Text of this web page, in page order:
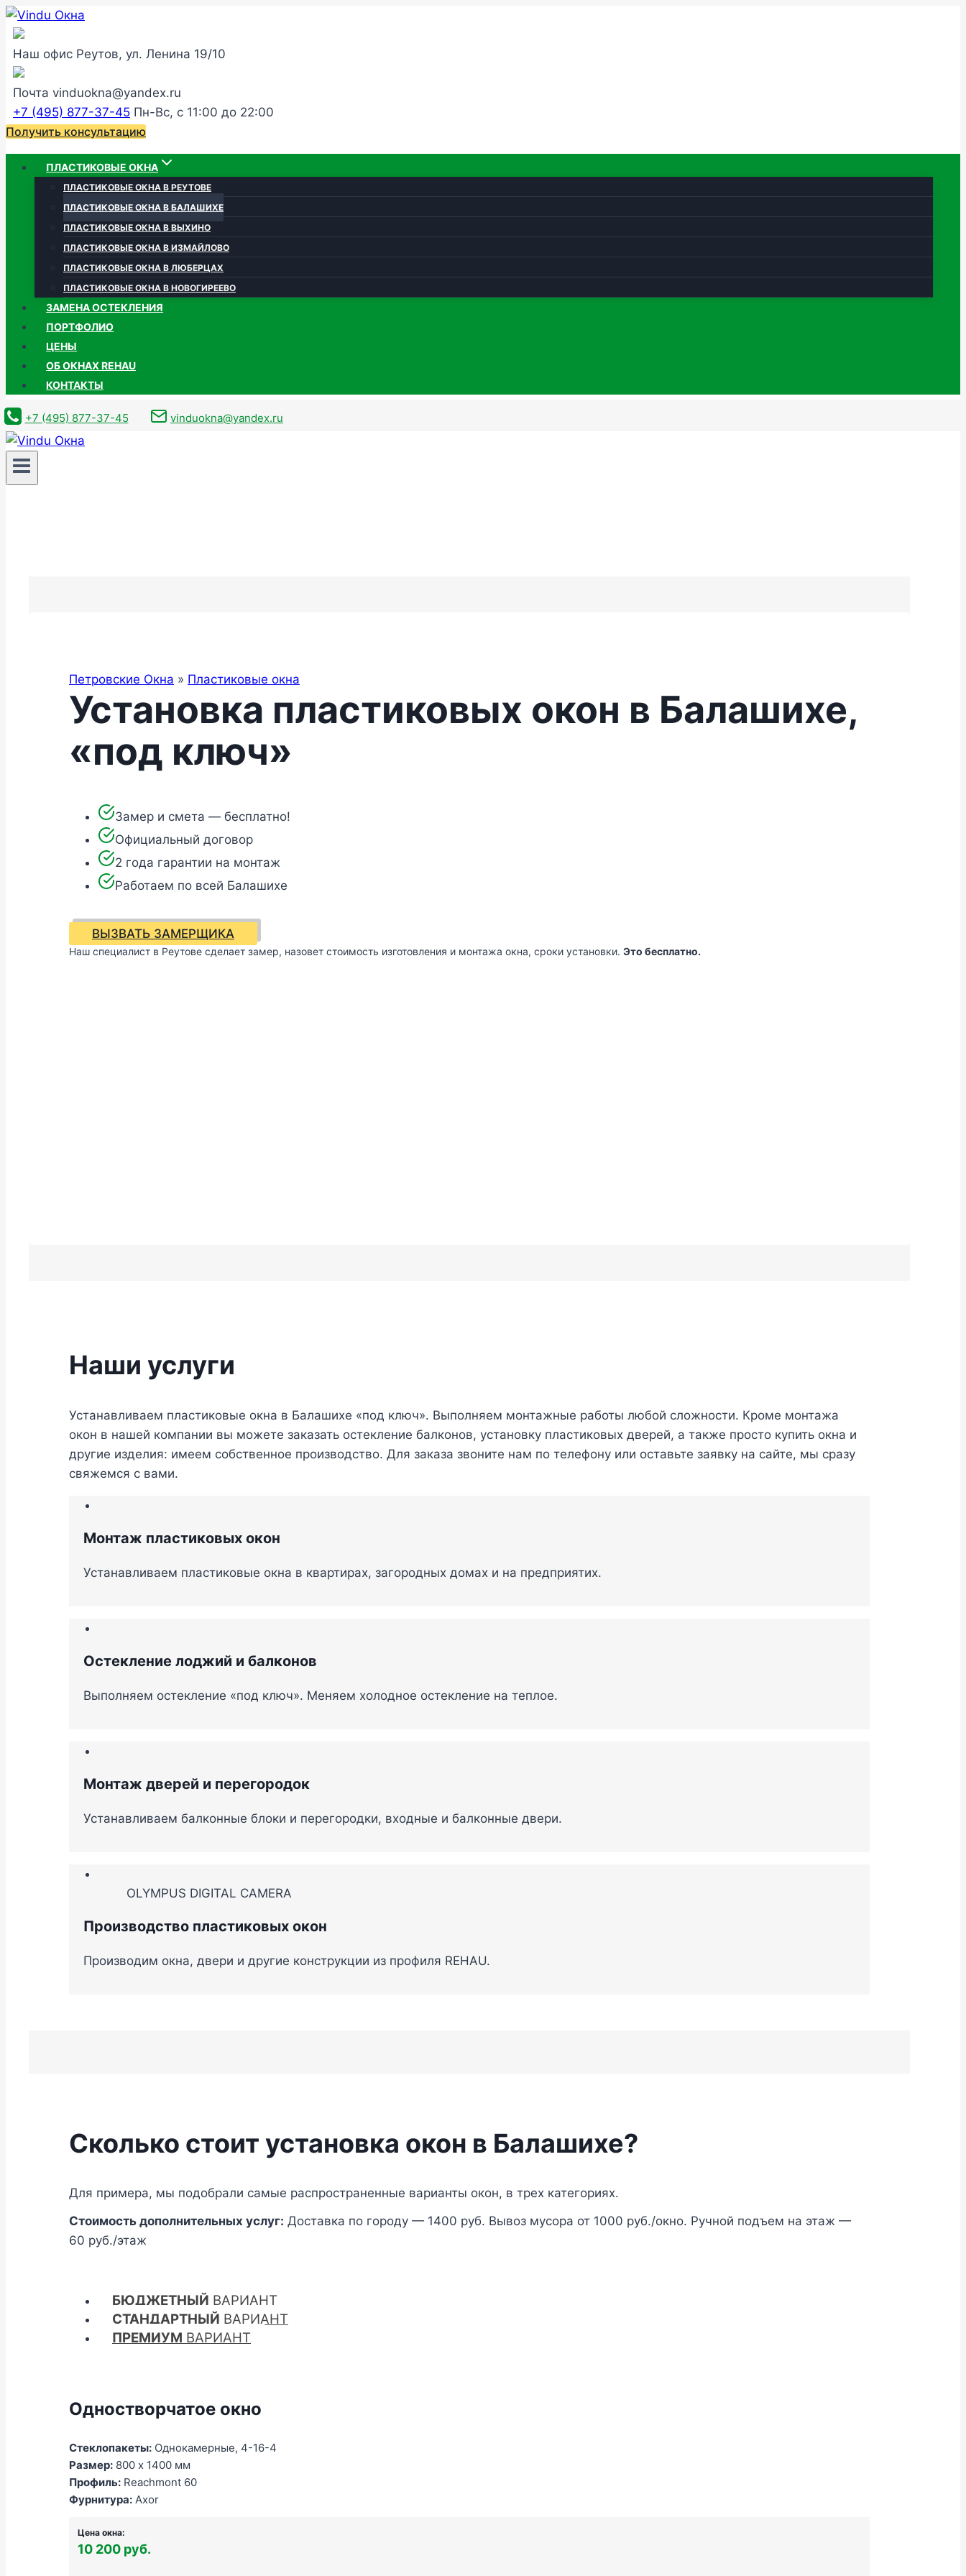
Перейти
содержанию
Наш офис Реутов, ул. Ленина 19/10
Почта vinduokna@yandex.ru
+7 (495) 877-37-45 Пн-Вс, с 11:00 до 22:00
Получить консультацию
ПЛАСТИКОВЫЕ ОКНА
ПЛАСТИКОВЫЕ ОКНА В РЕУТОВЕ
ПЛАСТИКОВЫЕ ОКНА В БАЛАШИХЕ
ПЛАСТИКОВЫЕ ОКНА В ВЫХИНО
ПЛАСТИКОВЫЕ ОКНА В ИЗМАЙЛОВО
ПЛАСТИКОВЫЕ ОКНА В ЛЮБЕРЦАХ
ПЛАСТИКОВЫЕ ОКНА В НОВОГИРЕЕВО
ЗАМЕНА ОСТЕКЛЕНИЯ
ПОРТФОЛИО
ЦЕНЫ
ОБ ОКНАХ REHAU
КОНТАКТЫ
+7 (495) 877-37-45 vinduokna@yandex.ru
Петровские Окна » Пластиковые окна
Установка пластиковых окон в Балашихе,
«под ключ»
Замер и смета — бесплатно!
Официальный договор
2 года гарантии на монтаж
Работаем по всей Балашихе
ВЫЗВАТЬ ЗАМЕРЩИКА
Наш специалист в Реутове сделает замер, назовет стоимость изготовления и монтажа окна, сроки установки. Это бесплатно.
Наши услуги
Устанавливаем пластиковые окна в Балашихе «под ключ». Выполняем монтажные работы любой сложности. Кроме монтажа
окон в нашей компании вы можете заказать остекление балконов, установку пластиковых дверей, а также просто купить окна и
другие изделия: имеем собственное производство. Для заказа звоните нам по телефону или оставьте заявку на сайте, мы сразу
свяжемся с вами.
Монтаж пластиковых окон
Устанавливаем пластиковые окна в квартирах, загородных домах и на предприятих.
Остекление лоджий и балконов
Выполняем остекление «под ключ». Меняем холодное остекление на теплое.
Монтаж дверей и перегородок
Устанавливаем балконные блоки и перегородки, входные и балконные двери.
OLYMPUS DIGITAL CAMERA
Производство пластиковых окон
Производим окна, двери и другие конструкции из профиля REHAU.
Сколько стоит установка окон в Балашихе?
Для примера, мы подобрали самые распространенные варианты окон, в трех категориях.
Стоимость дополнительных услуг: Доставка по городу — 1400 руб. Вывоз мусора от 1000 руб./окно. Ручной подъем на этаж —
60 руб./этаж
БЮДЖЕТНЫЙ ВАРИАНТ
СТАНДАРТНЫЙ ВАРИАНТ
ПРЕМИУМ ВАРИАНТ
Одностворчатое окно
Стеклопакеты: Однокамерные, 4-16-4
Размер: 800 x 1400 мм
Профиль: Reachmont 60
Фурнитура: Axor
Цена окна:
10 200 руб.